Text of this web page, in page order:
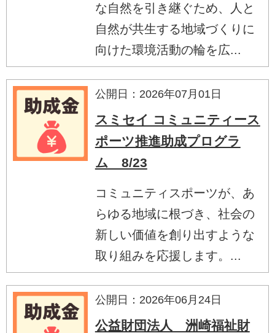
な自然を引き継ぐため、人と
自然が共生する地域づくりに
向けた環境活動の輪を広...
公開日：2026年07月01日
スミセイ コミュニティース
ポーツ推進助成プログラ
ム 8/23
コミュニティスポーツが、あ
らゆる地域に根づき、社会の
新しい価値を創り出すような
取り組みを応援します。...
公開日：2026年06月24日
公益財団法人 洲崎福祉財